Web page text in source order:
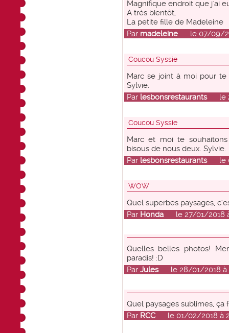
Magnifique endroit que j'ai
A très bientôt,
La petite fille de Madeleine
Par madeleinele 07/09/
Coucou Syssie
Marc se joint à moi pour te
Sylvie.
Par lesbonsrestaurantsle
Coucou Syssie
Marc et moi te
bisous de nous deux. Sylvie.
Par lesbonsrestaurantsle
WOW
Quel superbes paysages,
Par Hondale 27/01/2018 à
Quelles belles photos!
paradis! :D
Par Julesle 28/01/2018 à
Quel paysages sublimes, ça
Par RCCle 01/02/2018 à